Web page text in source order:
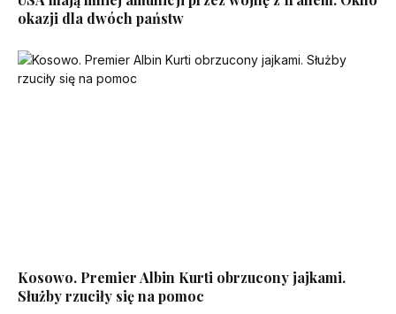
okazji dla dwóch państw
Kosowo. Premier Albin Kurti obrzucony jajkami.
Służby rzuciły się na pomoc